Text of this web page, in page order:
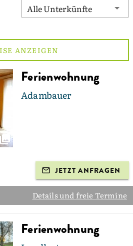
Alle Unterkünfte
ANZEIGEN
Ferienwohnung
Adambauer
JETZT ANFRAGEN
Details und freie Termine
Ferienwohnung